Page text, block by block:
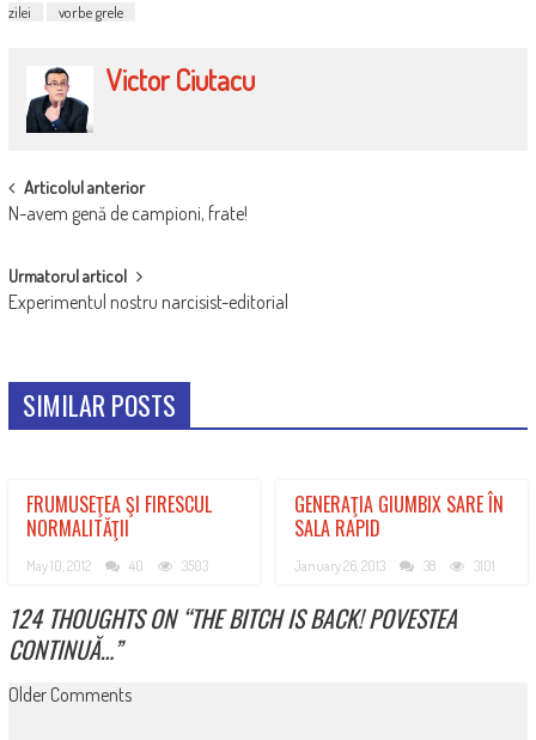
zilei
vorbe grele
Victor Ciutacu
POST
NAVIGATION
Articolul anterior
N-avem genă de campioni, frate!
Urmatorul articol
Experimentul nostru narcisist-editorial
SIMILAR POSTS
FRUMUSEŢEA ŞI FIRESCUL
NORMALITĂŢII
May 10, 2012 40 3503
GENERAŢIA GIUMBIX SARE ÎN
SALA RAPID
January 26, 2013 38 3101
124 THOUGHTS ON “THE BITCH IS BACK! POVESTEA
CONTINUĂ…”
COMMENT
Older Comments